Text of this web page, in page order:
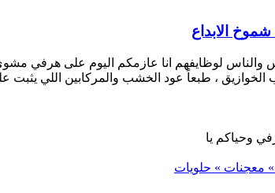
الابداع
والناس لوظايفهم انا عازمكم اليوم على هرفي
، طبعاً عود الخشب والمركابين اللي يثبت
وحياكم يا
» معجنات » حلويات